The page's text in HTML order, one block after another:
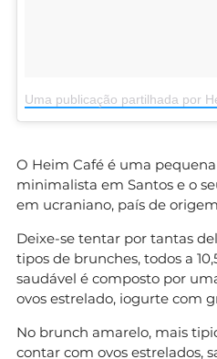
Uma publicação partilhada por
O Heim Café é uma
minimalista em Santos e o
em ucraniano, país de
Deixe-se tentar por tantas
tipos de brunches, todos a
saudável é composto por
ovos estrelado, iogurte com
No brunch amarelo, mais
contar com ovos estrelados,